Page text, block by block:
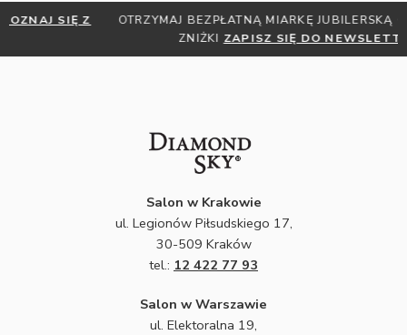
OTRZYMAJ BEZPŁATNĄ MIARKĘ JUBILERSKĄ ORAZ DO 30%
ZAPISZ SIĘ DO NEWSLETTERA
Salon w Krakowie
ul. Legionów Piłsudskiego 17,
30-509 Kraków
tel.: 12 422 77 93
Salon w Warszawie
ul. Elektoralna 19,